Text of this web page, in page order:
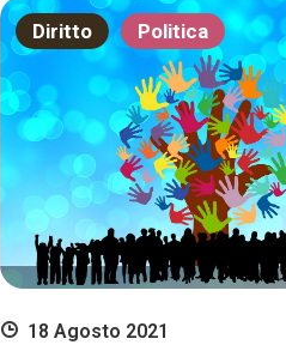
Diritto Politica
18 Agosto 2021